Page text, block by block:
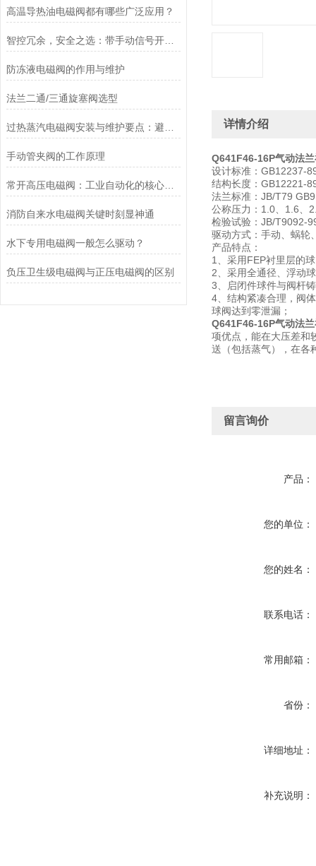
高温导热油电磁阀都有哪些广泛应用？
智控冗余，安全之选：带手动信号开关电磁阀，双模驱动的可靠保障
防冻液电磁阀的作用与维护
法兰二通/三通旋塞阀选型
手动管夹阀的工作原理
常开高压电磁阀：工业自动化的核心元件
消防自来水电磁阀关键时刻显神通
水下专用电磁阀一般怎么驱动？
负压卫生级电磁阀与正压电磁阀的区别
详情介绍
Q641F46-16P气动法
设计标准：GB12237-
结构长度：GB12221-
法兰标准：JB/T79
公称压力：1.0、1.6、
检验试验：JB/T9092-
驱动方式：手动、蜗轮
产品特点：
1、采用FEP衬里层的
2、采用全通径、浮动
3、启闭件球件与阀杆
4、结构紧凑合理，阀
球阀达到零泄漏；
Q641F46-16P气动法
项优点，能在大压差和
送（包括蒸气），在各
留言询价
产品：
您的单位：
您的姓名：
联系电话：
常用邮箱：
省份：
详细地址：
补充说明：